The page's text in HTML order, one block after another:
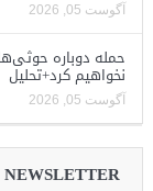
آگوست 05, 2026
حمله دوباره
نخواهیم کرد+تحلیل
آگوست 05, 2026
NEWSLETTER